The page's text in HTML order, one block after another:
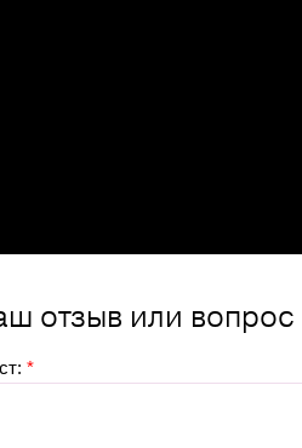
отзыв или вопрос
*